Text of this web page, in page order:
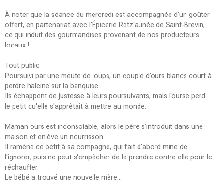
À noter que la séance du mercredi est accompagnée d'un goûter
offert, en partenariat avec l'Épicerie Retz'aunée de Saint-Brevin,
ce qui induit des gourmandises provenant de nos producteurs
locaux !
Tout public
Poursuivi par une meute de loups, un couple d'ours blancs court à
perdre haleine sur la banquise.
Ils échappent de justesse à leurs poursuivants, mais l'ourse perd
le petit qu'elle s'apprêtait à mettre au monde.
Maman ours est inconsolable, alors le père s'introduit dans une
maison et enlève un nourrisson.
Il ramène ce petit à sa compagne, qui fait d'abord mine de
l'ignorer, puis ne peut s'empêcher de le prendre contre elle pour le
réchauffer.
Le bébé a trouvé une nouvelle mère...